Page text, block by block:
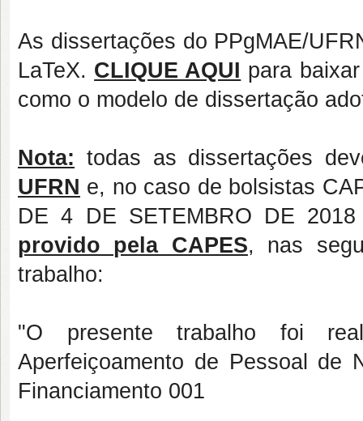
As dissertações do PPgMAE/
LaTeX. CLIQUE AQUI para
como o modelo de dissertação
Nota: todas as dissertações
UFRN e, no caso de bolsistas
DE 4 DE SETEMBRO DE
provido pela CAPES, nas
trabalho:
"O presente trabalho foi
Aperfeiçoamento de Pessoal de
Financiamento 001